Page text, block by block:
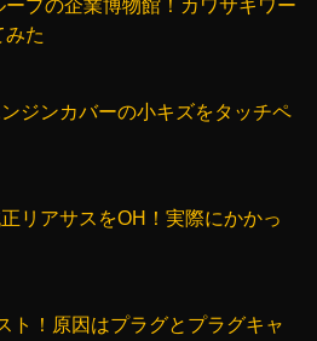
ープの企業博物館！カワサキワー
みた
ジンカバーの小キズをタッチペ
リアサスをOH！実際にかかっ
ト！原因はプラグとプラグキャ